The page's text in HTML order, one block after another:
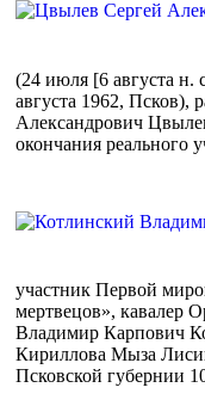
(24 июля [6 августа н.
августа 1962, Псков),
Александрович
окончания реального
участник Первой
мертвецов», кавалер
Владимир Карпович
Кириллова Мыза
Псковской губернии